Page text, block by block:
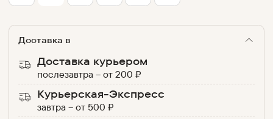
Доставка в
Доставка курьером
послезавтра –от200 ₽
Курьерская-Экспресс
завтра –от500 ₽